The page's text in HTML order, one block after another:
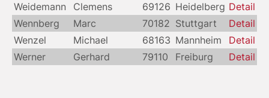
Weidemann
Clemens 69126 Heidelberg Detail
Wennberg
Marc 70182 Stuttgart
Detail
Wenzel
Michael 68163 Mannheim
Detail
Werner
Gerhard 79110 Freiburg Detail